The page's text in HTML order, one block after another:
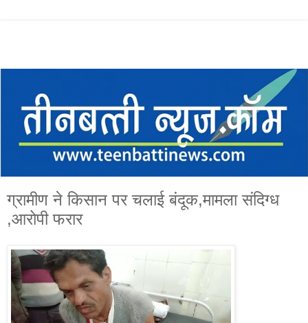
ग्रामीण ने किसान पर चलाई बंदूक,मामला संदिग्ध
,आरोपी फरार